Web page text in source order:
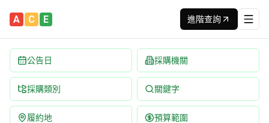
A C E 進階查詢
公告日 採購機關
採購類別 關鍵字
履約地 預算範圍